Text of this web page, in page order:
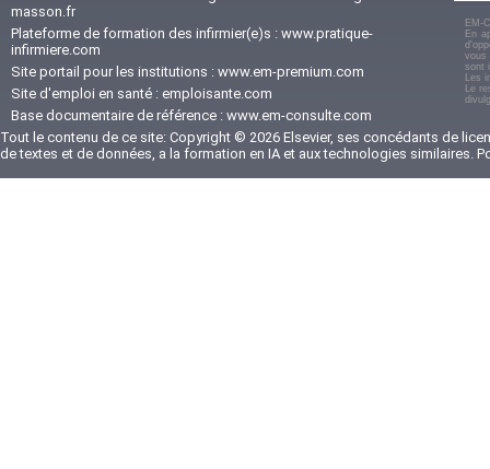
masson.fr
Plateforme de formation des infirmier(e)s : www.pratique-
infirmiere.com
Site portail pour les institutions : www.em-premium.com
Site d'emploi en santé : emploisante.com
Base documentaire de référence : www.em-consulte.com
EM-
En
vous
sont
Les
Le
Tout le contenu de ce site: Copyright © 2026 Elsevier, ses concédants de
de textes et de données, a la formation en IA et aux technologies similaires.